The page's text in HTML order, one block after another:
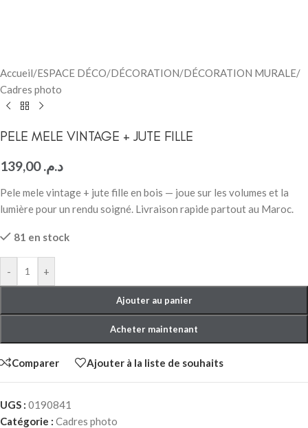
Accueil/ESPACE DÉCO/DÉCORATION/DÉCORATION MURALE/
Cadres photo
PELE MELE VINTAGE + JUTE FILLE
د.م.139,00
Pele mele vintage + jute fille en bois — joue sur les volumes et la
lumière pour un rendu soigné. Livraison rapide partout au Maroc.
81 en stock
- +
Ajouter au panier
Acheter maintenant
Comparer Ajouter à la liste de souhaits
UGS : 0190841
Catégorie : Cadres photo